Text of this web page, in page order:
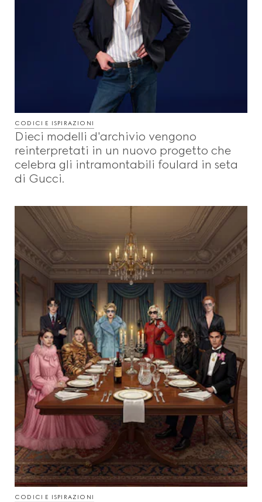
CODICI E ISPIRAZIONI
Dieci modelli d'archivio vengono
reinterpretati in un nuovo progetto che
celebra gli intramontabili foulard in seta
di Gucci.
CODICI E ISPIRAZIONI